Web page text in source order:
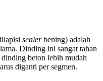
sealerbening) adalah
Dinding ini sangat tahan
beton lebih mudah
diganti per segmen.